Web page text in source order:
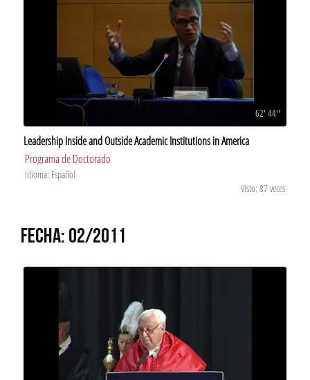
62' 44''
Leadership Inside and Outside Academic Institutions in America
Programa de Doctorado
Idioma: Español
Visto: 87 veces
FECHA: 02/2011